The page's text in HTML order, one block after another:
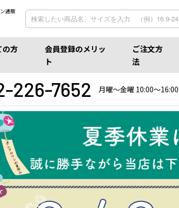
通販
の方
会員登録のメリッ
ト
ご注文方
法
226-7652 月曜〜金曜 10:00〜16:00